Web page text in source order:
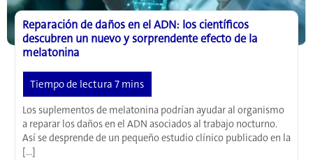
Reparación de daños en el ADN: los científicos
descubren un nuevo y sorprendente efecto de la
melatonina
Los suplementos de melatonina podrían ayudar al organismo
a reparar los daños en el ADN asociados al trabajo nocturno.
Así se desprende de un pequeño estudio clínico publicado en la
[…]